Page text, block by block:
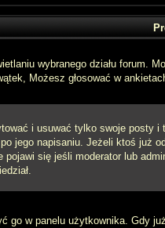
wybranego działu forum.
Możesz głosować w
i usuwać tylko swoje
jego napisaniu. Jeżeli ktoś już
się jeśli moderator lub
go w panelu użytkownika. Gdy